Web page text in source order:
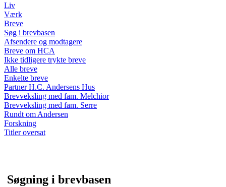
Liv
Værk
Breve
Søg i brevbasen
Afsendere og modtagere
Breve om HCA
Ikke tidligere trykte breve
Alle breve
Enkelte breve
Partner H.C. Andersens Hus
Brevveksling med fam. Melchior
Brevveksling med fam. Serre
Rundt om Andersen
Forskning
Titler oversat
Søgning i brevbasen